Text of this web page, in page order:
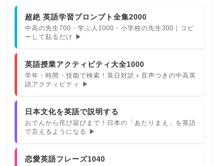
超絶 英語学習プロンプト全集2000
中高の先生700・学ぶ人1000・小学校の先生300｜コピ
ーして貼るだけ ▶
英語授業アクティビティ大全1000
学年・時間・技能で検索！英日対訳＋音声つきの中高英
語アクティビティ ▶
日本文化を英語で説明する
おでんから侘び寂びまで！日本の「あたりまえ」を英語
で言えるようになる ▶
恋愛英語フレーズ1040